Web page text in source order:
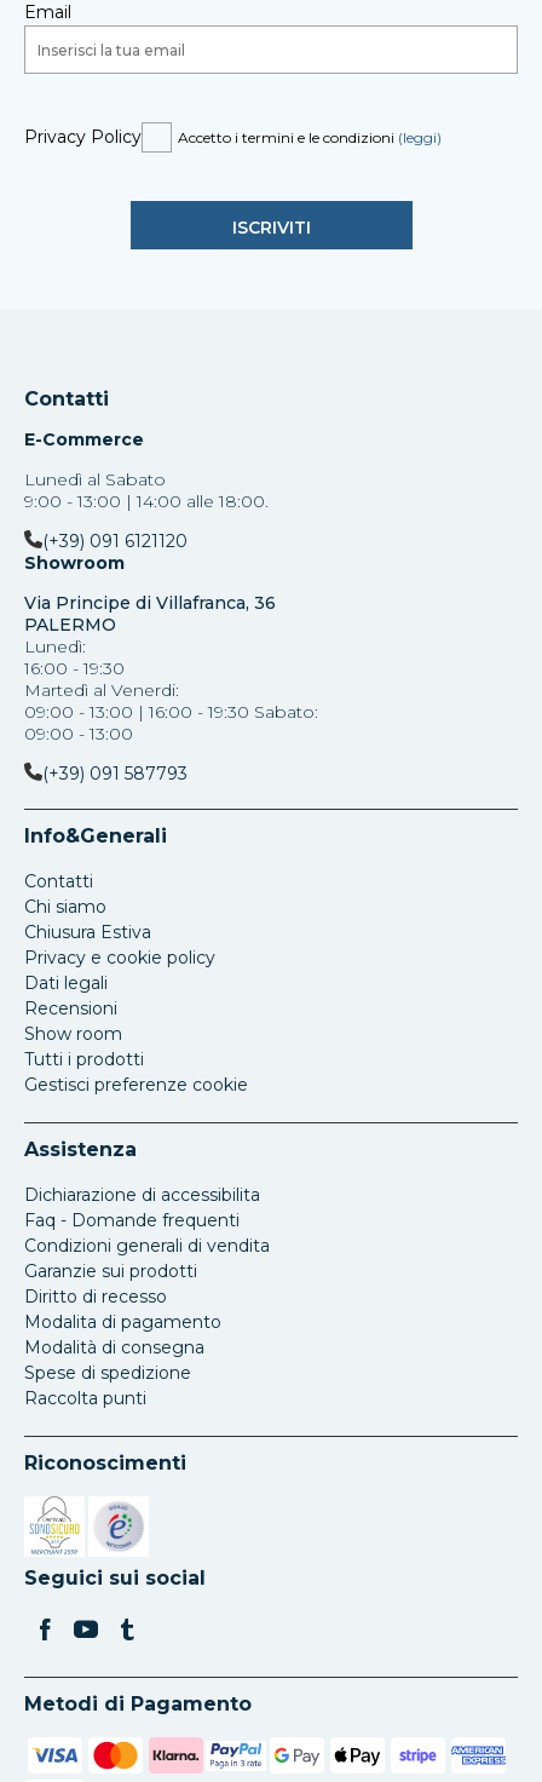
Email
Privacy Policy Accetto i termini e le condizioni (leggi)
Contatti
E-Commerce
Lunedì al Sabato
9:00 - 13:00 | 14:00 alle 18:00.
(+39) 091 6121120
Showroom
Via Principe di Villafranca, 36
PALERMO
Lunedì:
16:00 - 19:30
Martedì al Venerdi:
09:00 - 13:00 | 16:00 - 19:30 Sabato:
09:00 - 13:00
(+39) 091 587793
Info&Generali
Contatti
Chi siamo
Chiusura Estiva
Privacy e cookie policy
Dati legali
Recensioni
Show room
Tutti i prodotti
Gestisci preferenze cookie
Assistenza
Dichiarazione di accessibilita
Faq - Domande frequenti
Condizioni generali di vendita
Garanzie sui prodotti
Diritto di recesso
Modalita di pagamento
Modalità di consegna
Spese di spedizione
Raccolta punti
Riconoscimenti
Si apre in una nuova scheda
Si apre in una nuova scheda
Seguici sui social
Metodi di Pagamento